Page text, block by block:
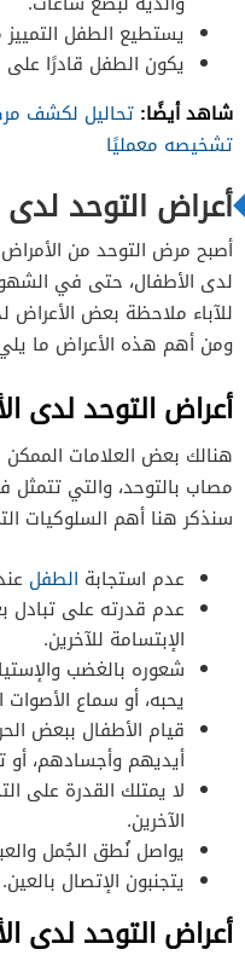
يستطيع الطفل التمييز
يكون الطفل قادرًا على
شاهد أيضًا: تحاليل لكشف
تشخيصه معمليًا
أعراض التوحد لدى
أصبح مرض التوحد من
لدى الأطفال، حتى في
للآباء ملاحظة بعض الأعراض
ومن أهم هذه الأعراض ما
أعراض التوحد لدى
هنالك بعض العلامات الممكن
مصاب بالتوحد، والتي
سنذكر هنا أهم السلوكيات
عدم استجابة الطفل
عدم قدرته على تبادل
الإبتسامة للآخرين.
شعوره بالغضب
يحبه، أو سماع
قيام الأطفال ببعض
أيديهم وأجسادهم، أو
لا يمتلك القدرة على
الآخرين.
يواصل نُطق الجُمل
يتجنبون الإتصال بالعين.
أعراض التوحد لدى